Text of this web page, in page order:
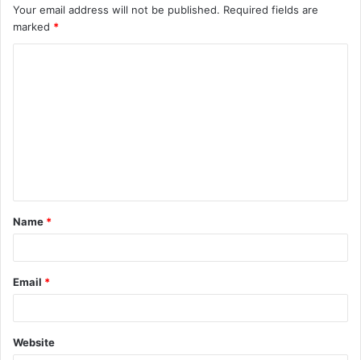
Your email address will not be published. Required fields are
marked *
t
*
Name *
Email *
Website